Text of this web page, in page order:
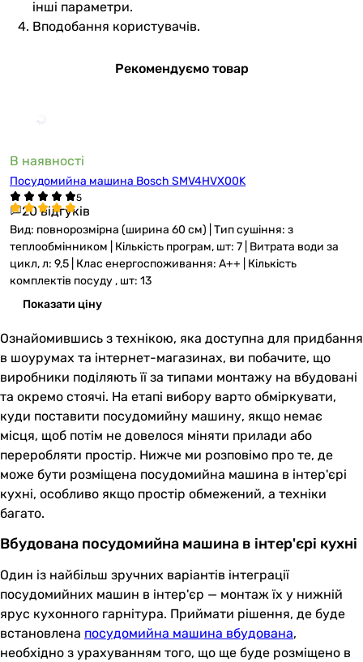
інші параметри.
Вподобання користувачів.
Рекомендуємо товар
В наявності
Посудомийна машина Bosch SMV4HVX00K
20 відгуків
Вид: повнорозмірна (ширина 60 см) | Тип сушіння: з
теплообмінником | Кількість програм, шт: 7 | Витрата води за
цикл, л: 9,5 | Клас енергоспоживання: A++ | Кількість
комплектів посуду , шт: 13
Показати ціну
Ознайомившись з технікою, яка доступна для придбання
в шоурумах та інтернет-магазинах, ви побачите, що
виробники поділяють її за типами монтажу на вбудовані
та окремо стоячі. На етапі вибору варто обміркувати,
куди поставити посудомийну машину, якщо немає
місця, щоб потім не довелося міняти прилади або
переробляти простір. Нижче ми розповімо про те, де
може бути розміщена посудомийна машина в інтер'єрі
кухні, особливо якщо простір обмежений, а техніки
багато.
Вбудована посудомийна машина в інтер'єрі кухні
Один із найбільш зручних варіантів інтеграції
посудомийних машин в інтер'єр — монтаж їх у нижній
ярус кухонного гарнітура. Приймати рішення, де буде
встановлена посудомийна машина вбудована,
необхідно з урахуванням того, що ще буде розміщено в